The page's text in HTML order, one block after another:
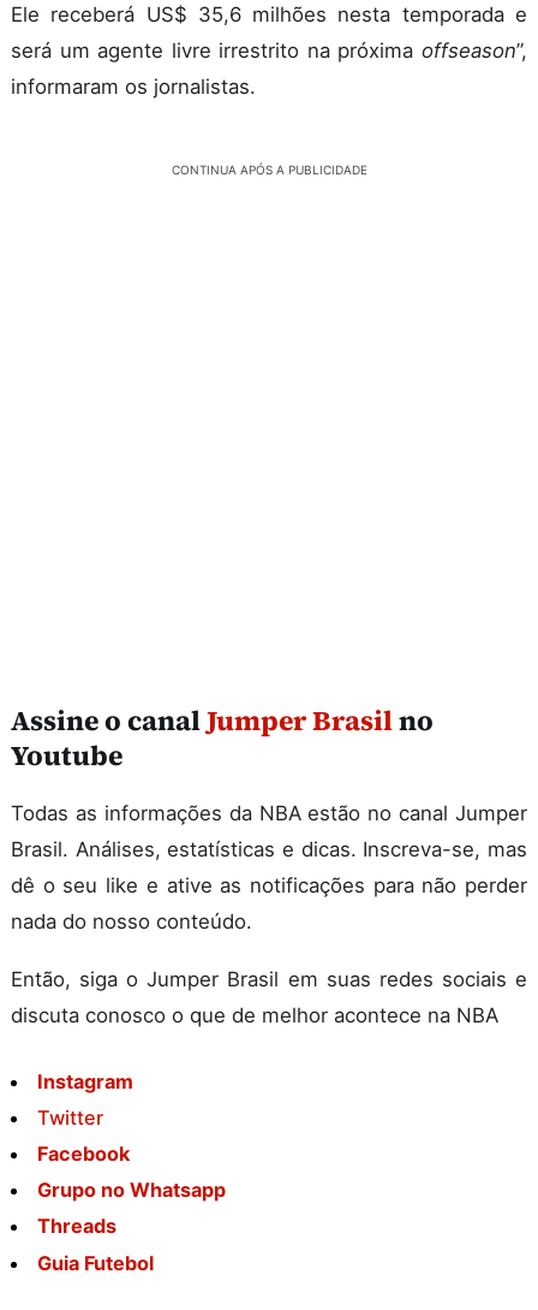
Ele receberá US$ 35,6 milhões nesta temporada e
será um agente livre irrestrito na próxima offseason”,
informaram os jornalistas.
CONTINUA APÓS A PUBLICIDADE
Assine o canalJumper Brasilno
Youtube
Todas as informações da NBA estão no canal Jumper
Brasil. Análises, estatísticas e dicas. Inscreva-se, mas
dê o seu like e ative as notificações para não perder
nada do nosso conteúdo.
Então, siga o Jumper Brasil em suas redes sociais e
discuta conosco o que de melhor acontece na NBA
Instagram
Twitter
Facebook
Grupo no Whatsapp
Threads
Guia Futebol